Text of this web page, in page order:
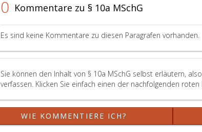
3,
oder
dem
Beginn
eines
auf
ausgesprochenen
Beschäftigungsverbots
nach
Beschäftigungsverbot
Paragraphen
4,
oder
6
Anspruch
Wochengeld
gemäß
den
0 Kommentare zu § 10a MSchG
Es sind keine Kommentare zu diesen Paragrafen vorhanden.
Sie können den Inhalt von § 10a MSchG selbst erläutern,
verfassen. Klicken Sie einfach einen der nachfolgenden roten
WIE KOMMENTIERE ICH?